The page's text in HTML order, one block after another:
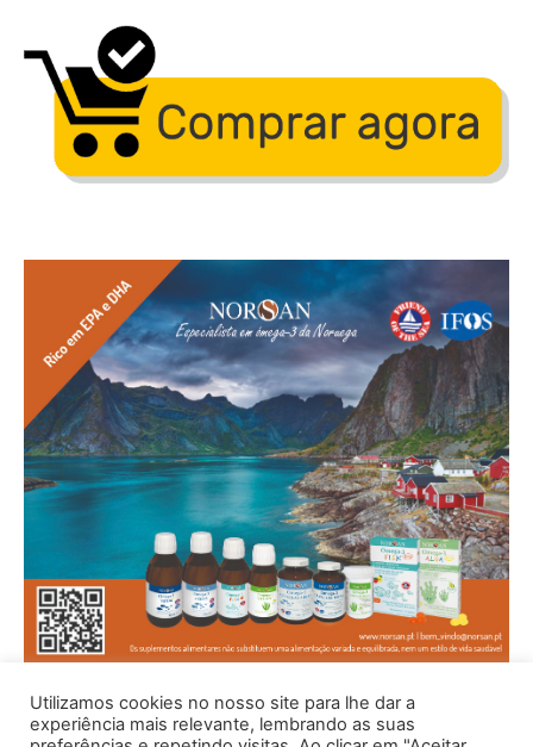
Utilizamos cookies no nosso site para lhe dar a
experiência mais relevante, lembrando as suas